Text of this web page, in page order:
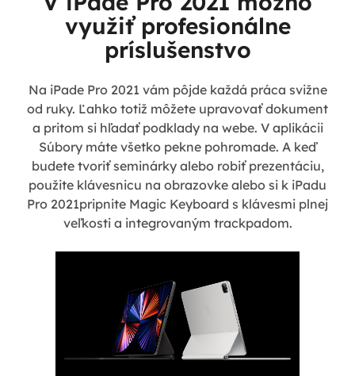
využiť profesionálne
príslušenstvo
Na iPade Pro 2021 vám pôjde každá práca svižne
od ruky. Ľahko totiž môžete upravovať dokument
a pritom si hľadať podklady na webe. V aplikácii
Súbory máte všetko pekne pohromade. A keď
budete tvoriť seminárky alebo robiť prezentáciu,
použite klávesnicu na obrazovke alebo si k iPadu
Pro 2021pripnite Magic Keyboard s klávesmi plnej
veľkosti a integrovaným trackpadom.